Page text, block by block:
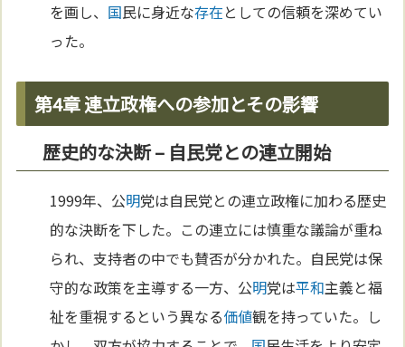
を画し、 国民に身近な存在としての信頼を深めてい
った。
第4章 連立政権への参加とその影響
歴史的な決断 – 自民党との連立開始
1999年、公明党は自民党との連立政権に加わる歴史
的な決断を下した。この連立には慎重な議論が重ね
られ、支持者の中でも賛否が分かれた。自民党は保
守的な政策を主導する一方、公明党は平和主義と福
祉を重視するという異なる価値観を持っていた。し